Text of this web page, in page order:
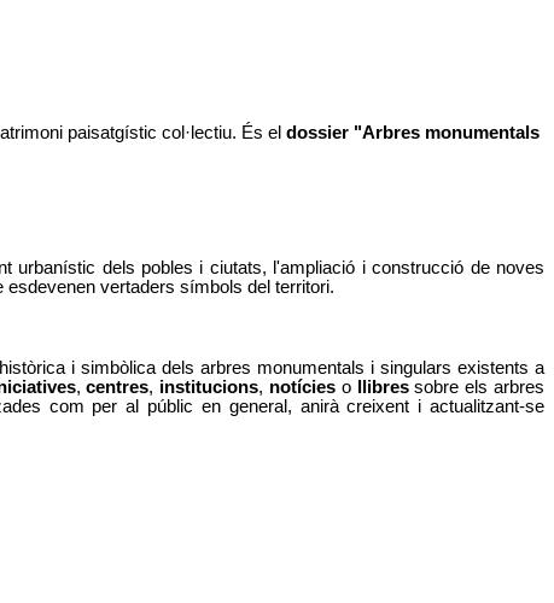
paisatgístic col·lectiu. És el dossier "Arbres monumentals
urbanístic dels pobles i ciutats, l'ampliació i construcció de noves
vertaders símbols del territori.
i simbòlica dels arbres monumentals i singulars existents a
,centres, institucions, notícies o llibressobre els arbres
com per al públic en general, anirà creixent i actualitzant-se